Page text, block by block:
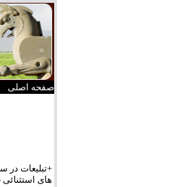
صفحه اصلی
+تبلیعات در
های استثنائی -